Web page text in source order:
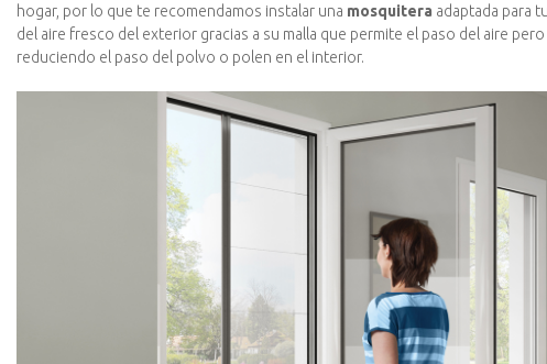
hogar, por lo que te recomendamos instalar una mosquitera adaptada para
del aire fresco del exterior gracias a su malla que permite el paso del aire
reduciendo el paso del polvo o polen en el interior.